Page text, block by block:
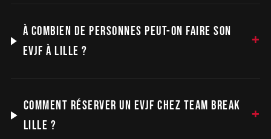
À COMBIEN DE PERSONNES PEUT-ON FAIRE SON
EVJF À LILLE ?
COMMENT RÉSERVER UN EVJF CHEZ TEAM BREAK
LILLE ?